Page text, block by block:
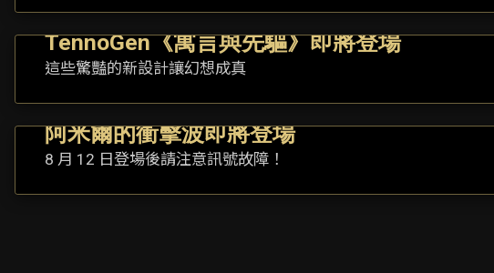
TennoGen《寓言與先驅》即將登場
這些驚豔的新設計讓幻想成真
阿米爾的衝擊波即將登場
8 月 12 日登場後請注意訊號故障！